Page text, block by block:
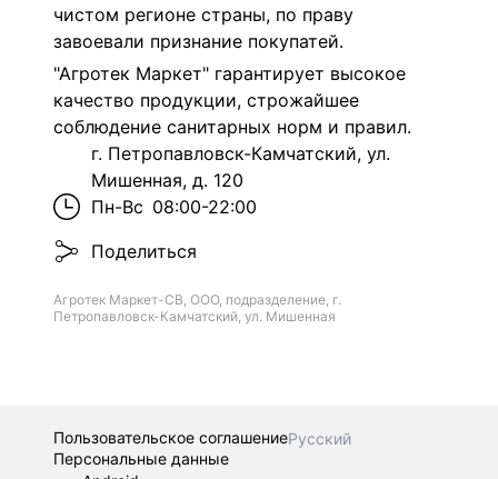
чистом регионе страны, по праву
завоевали признание покупатей.
"Агротек Маркет" гарантирует высокое
качество продукции, строжайшее
соблюдение санитарных норм и правил.
г. Петропавловск-Камчатский, ул.
Мишенная, д. 120
Пн-Вс 08:00-22:00
Поделиться
Агротек Маркет-СВ, ООО, подразделение, г.
Петропавловск-Камчатский, ул. Мишенная
Пользовательское соглашениеРусский
Персональные данные